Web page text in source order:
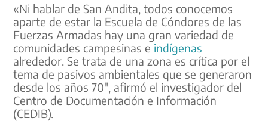
«Ni hablar de San Andita, todos conocemos
aparte de estar la Escuela de Cóndores de las
Fuerzas Armadas hay una gran variedad de
comunidades campesinas e indígenas
alrededor. Se trata de una zona es crítica por el
tema de pasivos ambientales que se generaron
desde los años 70″, afirmó el investigador del
Centro de Documentación e Información
(CEDIB).